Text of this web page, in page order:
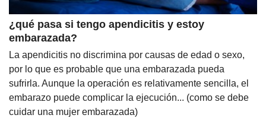
¿qué pasa si tengo apendicitis y estoy
embarazada?
La apendicitis no discrimina por causas de edad o sexo,
por lo que es probable que una embarazada pueda
sufrirla. Aunque la operación es relativamente sencilla, el
embarazo puede complicar la ejecución... (como se debe
cuidar una mujer embarazada)